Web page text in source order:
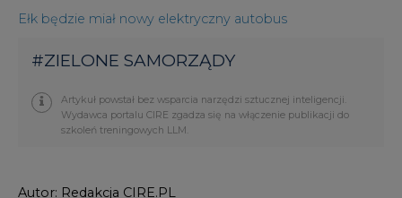
Artykuł powstał bez wsparcia narzędzi sztucznej inteligencji.
szkoleń treningowych LLM.
Autor: Redakcja CIRE.PL